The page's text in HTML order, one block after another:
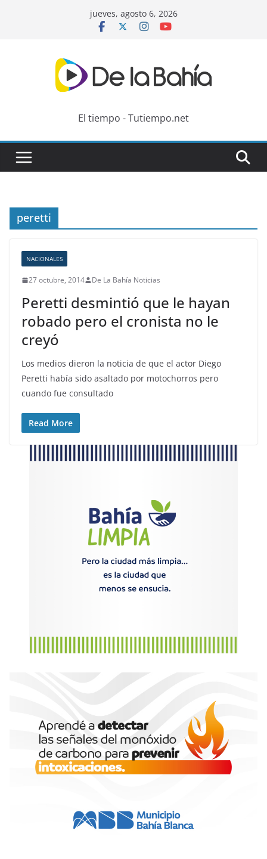
jueves, agosto 6, 2026
El tiempo - Tutiempo.net
peretti
NACIONALES
27 octubre, 2014 De La Bahía Noticias
Peretti desmintió que le hayan
robado pero el cronista no le
creyó
Los medios dieron la noticia de que el actor Diego
Peretti había sido asaltado por motochorros pero
cuando fue consultado
Read More